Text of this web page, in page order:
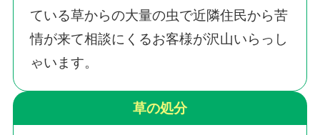
ている草からの大量の虫で近隣住民から苦
情が来て相談にくるお客様が沢山いらっし
ゃいます。
草の処分